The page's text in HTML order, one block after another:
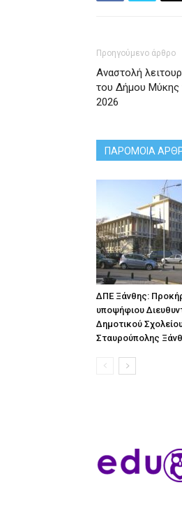
Προηγούμενο άρθρο
Αναστολή
του Δήμου Μύκης
2026
ΠΑΡΟΜΟΙΑ
ΔΠΕ Ξάνθης:
υποψήφιου
Δημοτικού
Σταυρούπολης